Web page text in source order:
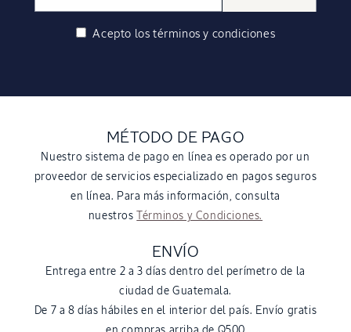
Acepto los términos y condiciones
MÉTODO DE PAGO
Nuestro sistema de pago en línea es operado por un
proveedor de servicios especializado en pagos seguros
en línea. Para más información, consulta
nuestros
Términos y Condiciones.
ENVÍO
Entrega entre 2 a 3 días dentro del perímetro de la
ciudad de Guatemala.
De 7 a 8 días hábiles en el interior del país. Envío gratis